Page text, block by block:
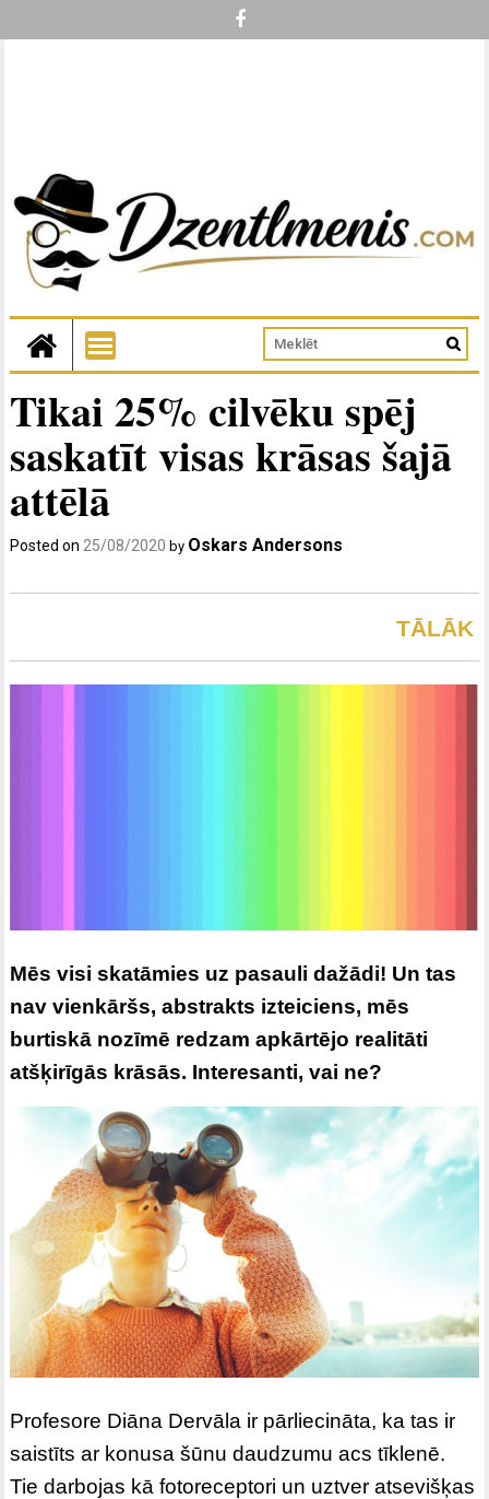
Tikai 25% cilvēku spēj
saskatīt visas krāsas šajā
attēlā
Posted on25/08/2020 by Oskars Andersons
TĀLĀK
Mēs visi skatāmies uz pasauli dažādi! Un tas
nav vienkāršs, abstrakts izteiciens, mēs
burtiskā nozīmē redzam apkārtējo realitāti
atšķirīgās krāsās. Interesanti, vai ne?
Profesore Diāna Dervāla ir pārliecināta, ka tas ir
saistīts ar konusa šūnu daudzumu acs tīklenē.
Tie darbojas kā fotoreceptori un uztver atsevišķas